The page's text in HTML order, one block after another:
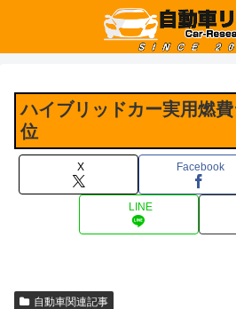
ハイブリッドカー実用燃
位
X Facebook
LINE
自動車関連記事